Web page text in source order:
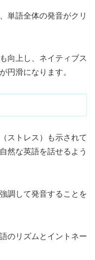
単語全体の発音がクリ
向上し、ネイティブス
円滑になります。
ストレス）も示されて
然な英語を話せるよう
調して発音することを
のリズムとイントネー